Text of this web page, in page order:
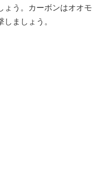
ょう。カーボンはオオモ
ましょう。